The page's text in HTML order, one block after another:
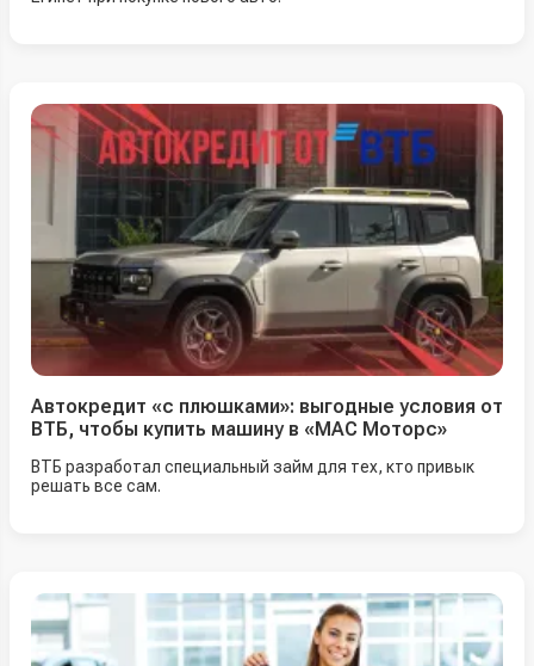
Автокредит «с плюшками»: выгодные условия от
ВТБ, чтобы купить машину в «МАС Моторс»
ВТБ разработал специальный займ для тех, кто привык
решать все сам.